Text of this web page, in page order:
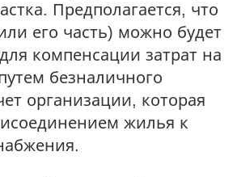
Предполагается, что
его часть) можно будет
компенсации затрат на
безналичного
организации, которая
жилья к